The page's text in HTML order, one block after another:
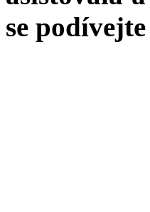
se podívejte